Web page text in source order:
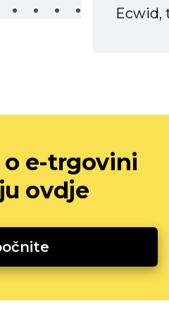
Ecwid,
o e-trgovini
ovdje